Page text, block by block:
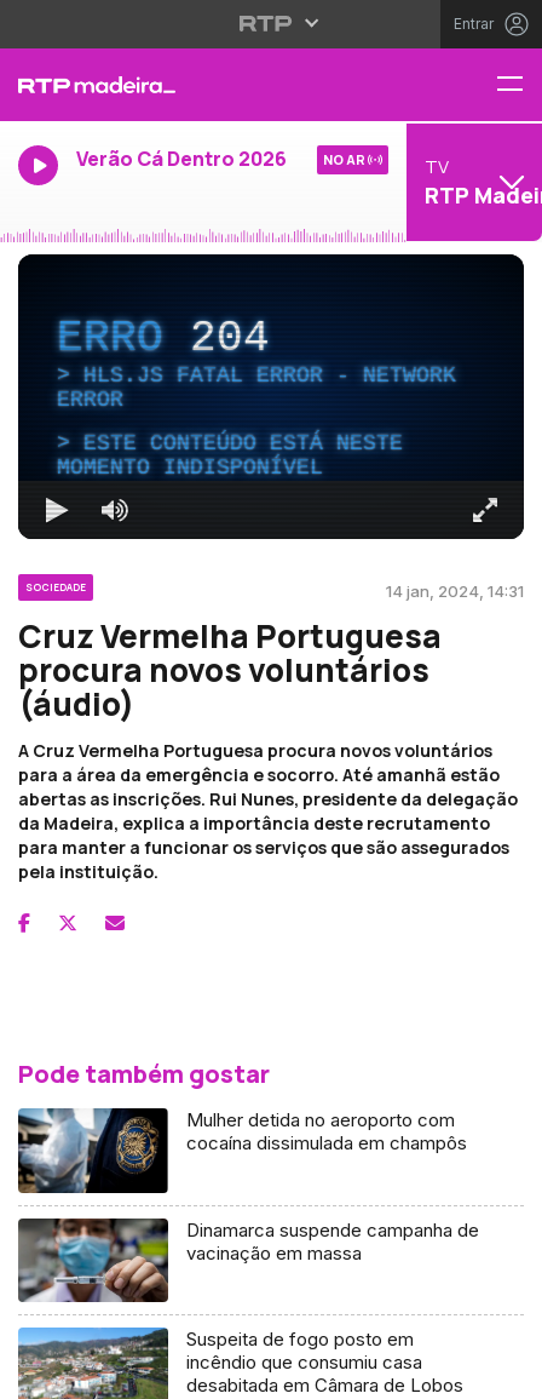
Entrar
Verão Cá Dentro 2026 NO AR TV
RTP
ERRO204
HLS.JS FATAL ERROR - NETWORK
ERROR
ESTE CONTEÚDO ESTÁ NESTE
MOMENTO INDISPONÍVEL
SOCIEDADE 14 jan, 2024, 14:31
Cruz Vermelha Portuguesa
procura novos voluntários
(áudio)
A Cruz Vermelha Portuguesa procura novos voluntários
para a área da emergência e socorro. Até amanhã estão
abertas as inscrições. Rui Nunes, presidente da delegação
da Madeira, explica a importância deste recrutamento
para manter a funcionar os serviços que são assegurados
pela instituição.
Pode também gostar
Mulher detida no aeroporto com
cocaína dissimulada em champôs
Dinamarca suspende campanha de
vacinação em massa
Suspeita de fogo posto em
incêndio que consumiu casa
desabitada em Câmara de Lobos